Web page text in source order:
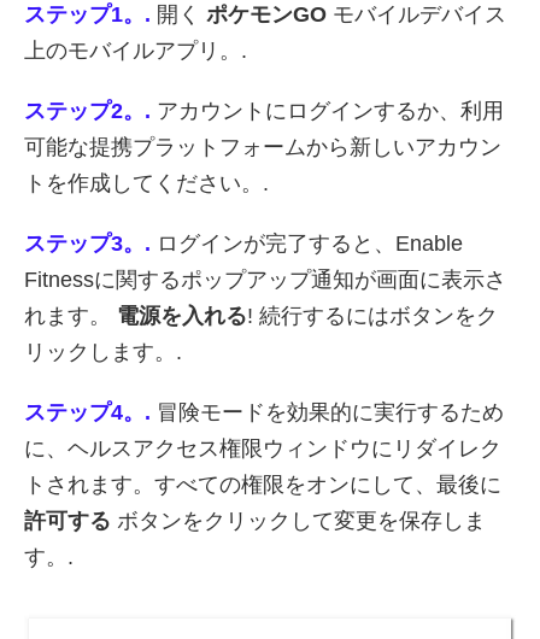
ステップ1。. 開く ポケモンGO モバイルデバイス
上のモバイルアプリ。.
ステップ2。. アカウントにログインするか、利用
可能な提携プラットフォームから新しいアカウン
トを作成してください。.
ステップ3。. ログインが完了すると、Enable
Fitnessに関するポップアップ通知が画面に表示さ
れます。 電源を入れる! 続行するにはボタンをク
リックします。.
ステップ4。. 冒険モードを効果的に実行するため
に、ヘルスアクセス権限ウィンドウにリダイレク
トされます。すべての権限をオンにして、最後に
許可する ボタンをクリックして変更を保存しま
す。.